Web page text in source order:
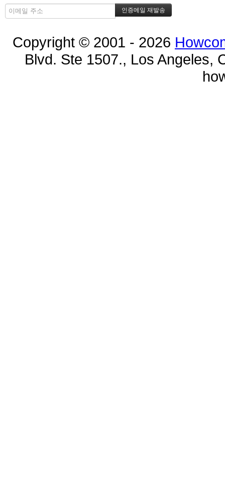
Copyright © 2001 - 2026
Blvd. Ste 1507., Los Angeles,